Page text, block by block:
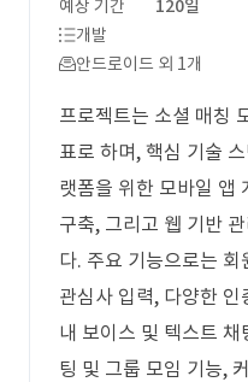
예상 기간
120일
개발
안드로이드 외 1개
프로젝트는 소셜 매칭
표로 하며, 핵심 기술
랫폼을 위한 모바일 앱
구축, 그리고 웹 기반
다. 주요 기능으로는
관심사 입력, 다양한
내 보이스 및 텍스트
팅 및 그룹 모임 기능,